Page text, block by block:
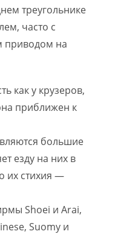
треугольнике
часто с
приводом на
как у крузеров,
приближен к
большие
езду на них в
их стихия —
Shoei и Arai,
Suomy и